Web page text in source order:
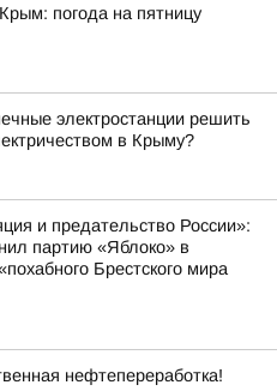
погода на пятницу
электростанции решить
в Крыму?
и предательство России»:
партию «Яблоко» в
Брестского мира
нефтепереработка!